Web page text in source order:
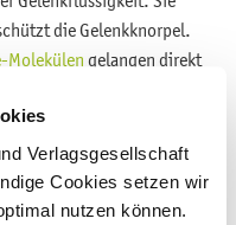
Verlagsgesellschaft
Cookies setzen wir
nutzen können.
die Gelenkknorpel.
Molekülen gelangen direkt
Wenn sie sich daran
im gesamten Körper
würde also die Gelenke